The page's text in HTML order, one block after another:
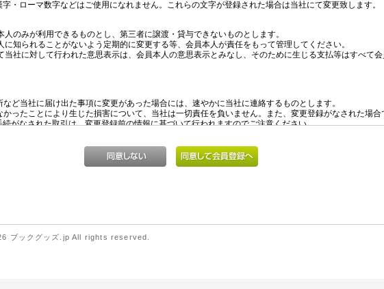
ブックグッズ.jp All rights reserved.